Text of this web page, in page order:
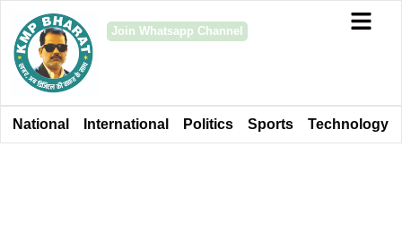
Join Whatsapp Channel
National International Politics Sports Technology